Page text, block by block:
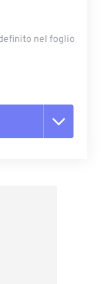
nel foglio